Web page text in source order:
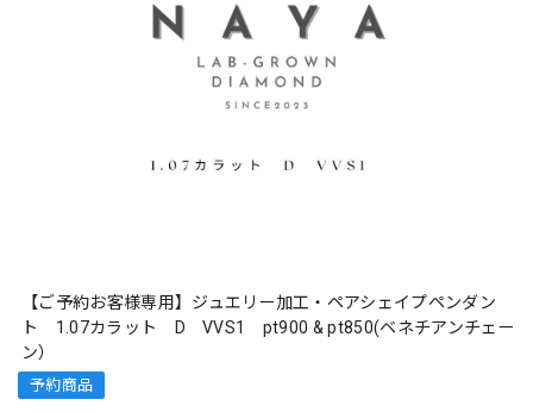
【ご予約お客様専用】ジュエリー加工・ペアシェイプペンダン
ト 1.07カラット D VVS1 pt900 & pt850(ベネチアンチェー
ン）
予約商品